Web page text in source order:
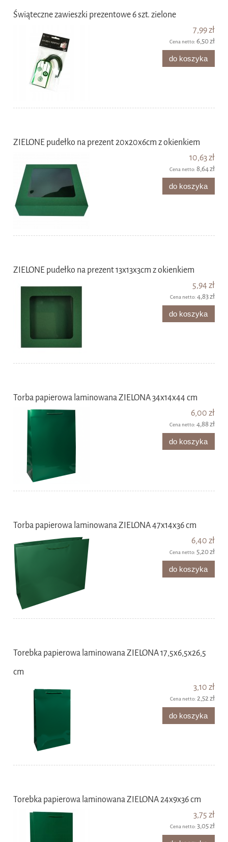
Świąteczne zawieszki prezentowe 6 szt. zielone
7,99 zł
Cena netto: 6,50 zł
do koszyka
ZIELONE pudełko na prezent 20x20x6cm z okienkiem
10,63 zł
Cena netto: 8,64 zł
do koszyka
ZIELONE pudełko na prezent 13x13x3cm z okienkiem
5,94 zł
Cena netto: 4,83 zł
do koszyka
Torba papierowa laminowana ZIELONA 34x14x44 cm
6,00 zł
Cena netto: 4,88 zł
do koszyka
Torba papierowa laminowana ZIELONA 47x14x36 cm
6,40 zł
Cena netto: 5,20 zł
do koszyka
Torebka papierowa laminowana ZIELONA 17,5x6,5x26,5
cm
3,10 zł
Cena netto: 2,52 zł
do koszyka
Torebka papierowa laminowana ZIELONA 24x9x36 cm
3,75 zł
Cena netto: 3,05 zł